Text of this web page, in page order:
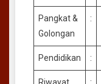
Pangkat &
Golongan
:
Pendidikan :
Riwayat
: